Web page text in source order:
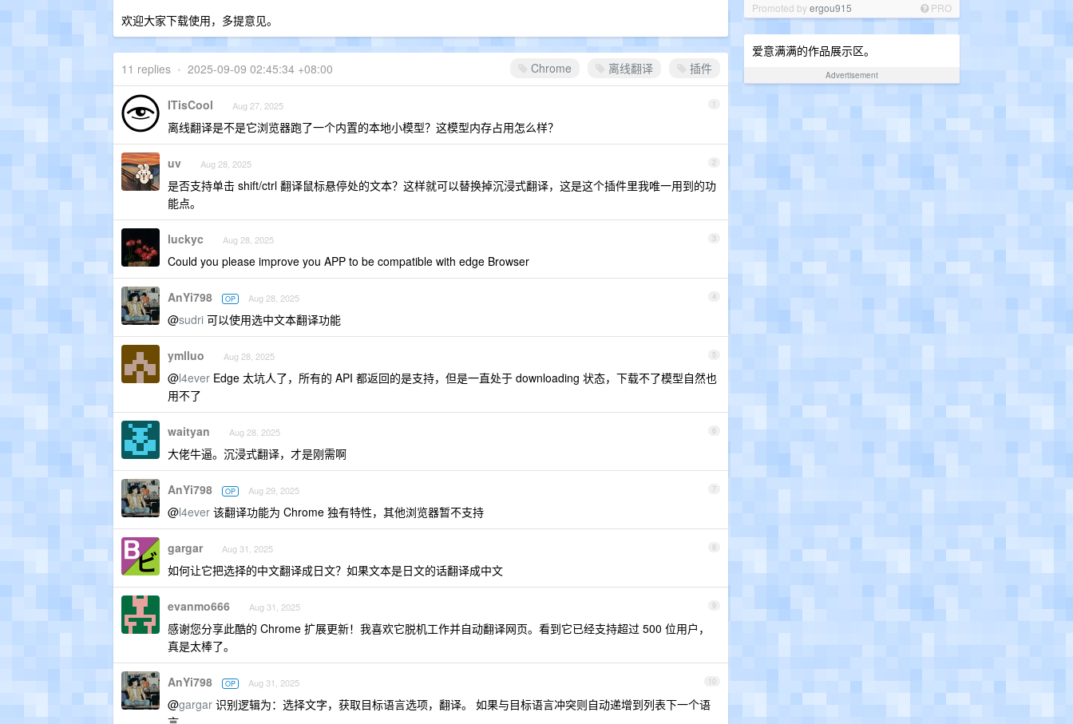
Promoted byergou915 PRO
爱意满满的作品展示区。
Advertisement
欢迎大家下载使用，多提意见。
Chrome 离线翻译 插件
11 replies • 2025-09-09 02:45:34 +08:00
1
ITisCool Aug 27, 2025
离线翻译是不是它浏览器跑了一个内置的本地小模型？这模型内存占用怎么样？
2
uv Aug 28, 2025
是否支持单击 shift/ctrl 翻译鼠标悬停处的文本？这样就可以替换掉沉浸式翻译，这是这个插件里我唯一用到的功
能点。
3
luckyc Aug 28, 2025
Could you please improve you APP to be compatible with edge Browser
4
AnYi798 OP Aug 28, 2025
@sudri 可以使用选中文本翻译功能
5
ymlluo Aug 28, 2025
@l4ever Edge 太坑人了，所有的 API 都返回的是支持，但是一直处于 downloading 状态，下载不了模型自然也
用不了
6
waityan Aug 28, 2025
大佬牛逼。沉浸式翻译，才是刚需啊
7
AnYi798 OP Aug 29, 2025
@l4ever 该翻译功能为 Chrome 独有特性，其他浏览器暂不支持
8
gargar Aug 31, 2025
如何让它把选择的中文翻译成日文？如果文本是日文的话翻译成中文
9
evanmo666 Aug 31, 2025
感谢您分享此酷的 Chrome 扩展更新！我喜欢它脱机工作并自动翻译网页。看到它已经支持超过 500 位用户，
真是太棒了。
10
AnYi798 OP Aug 31, 2025
@gargar 识别逻辑为：选择文字，获取目标语言选项，翻译。 如果与目标语言冲突则自动递增到列表下一个语